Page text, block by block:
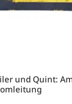
und Quint: